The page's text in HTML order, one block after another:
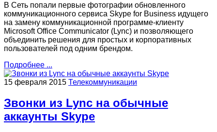
В Сеть попали первые фотографии обновленного
коммуникационного сервиса Skype for Business идущего
на замену коммуникационной программе-клиенту
Microsoft Office Communicator (Lync) и позволяющего
объединить решения для простых и корпоративных
пользователей под одним брендом.
Подробнее ...
15 февраля 2015 Телекоммуникации
Звонки из Lync на обычные
аккаунты Skype